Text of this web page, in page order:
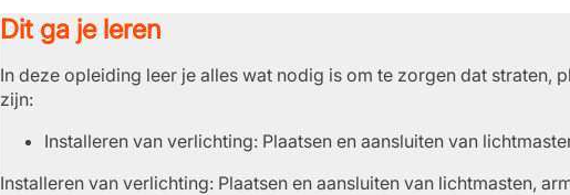
Dit ga je leren
In deze opleiding leer je alles wat nodig is om te zorgen dat straten,
zijn:
Installeren van verlichting: Plaatsen en aansluiten van
Installeren van verlichting: Plaatsen en aansluiten van lichtmasten,